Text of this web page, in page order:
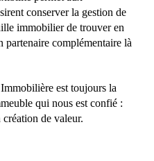
conserver la gestion de
immobilier de trouver en
complémentaire là
est toujours la
qui nous est confié :
création de valeur.